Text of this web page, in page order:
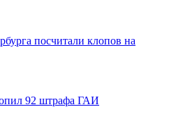
посчитали клопов на
92 штрафа ГАИ